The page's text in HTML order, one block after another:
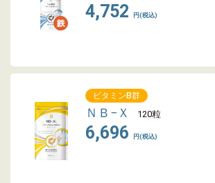
4,752 円(税込)
ビタミンB群
ＮＢ−Ｘ 120粒
6,696 円(税込)